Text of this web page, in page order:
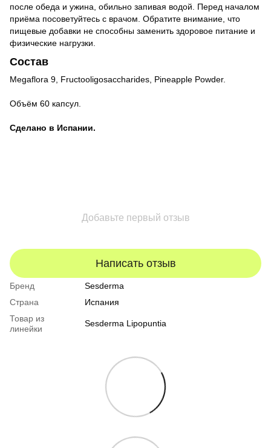
после обеда и ужина, обильно запивая водой. Перед началом
приёма посоветуйтесь с врачом. Обратите внимание, что
пищевые добавки не способны заменить здоровое питание и
физические нагрузки.
Состав
Megaflora 9, Fructooligosaccharides, Pineapple Powder.
Объём 60 капсул.
Сделано в Испании.
Добавьте первый отзыв
Написать отзыв
Бренд
Sesderma
Страна
Испания
Товар из
линейки
Sesderma Lipopuntia